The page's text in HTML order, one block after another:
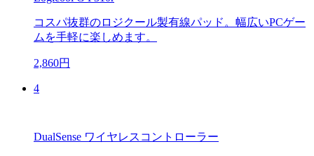
コスパ抜群のロジクール製有線パッド。幅広いPCゲー
ムを手軽に楽しめます。
2,860円
4
DualSense ワイヤレスコントローラー